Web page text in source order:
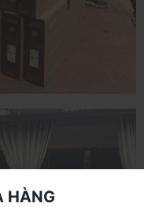
HÀNG